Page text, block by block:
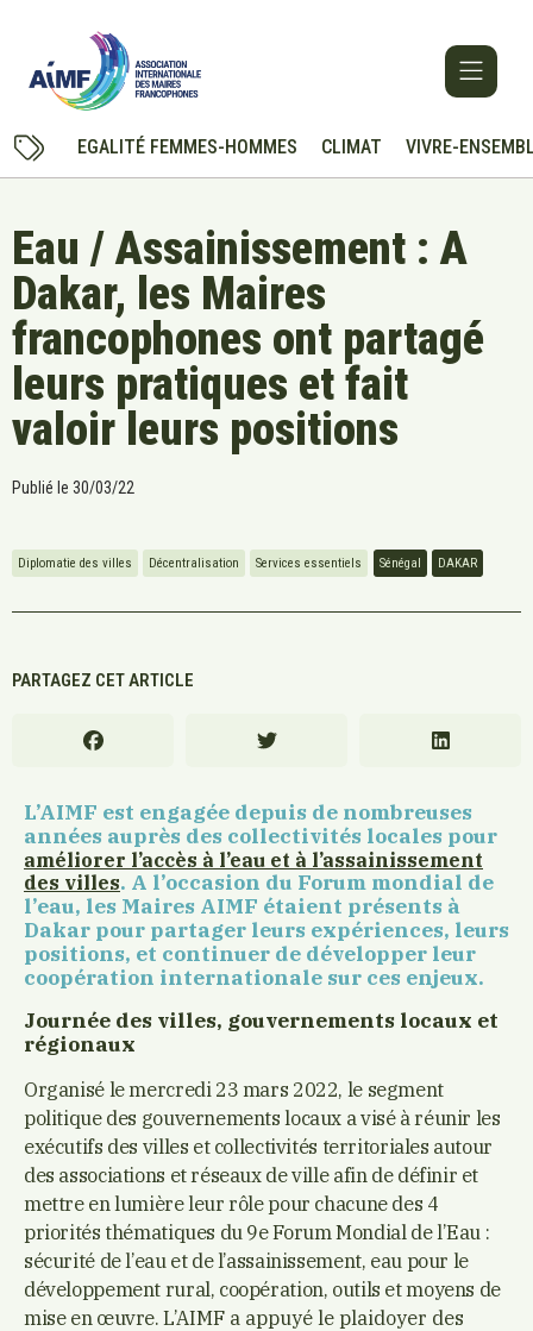
EGALITÉ FEMMES-HOMMES CLIMAT VIVRE-
Eau / Assainissement : A
Dakar, les Maires
francophones ont partagé
leurs pratiques et fait
valoir leurs positions
Publié le 30/03/22
Diplomatie des villes Décentralisation Services essentiels Sénégal DAKAR
PARTAGEZ CET ARTICLE
L’AIMF est engagée depuis de nombreuses
années auprès des collectivités locales pour
améliorer l’accès à l’eau et à l’assainissement
des villes. A l’occasion du Forum mondial de
l’eau, les Maires AIMF étaient présents à
Dakar pour partager leurs expériences, leurs
positions, et continuer de développer leur
coopération internationale sur ces enjeux.
Journée des villes, gouvernements locaux et
régionaux
Organisé le mercredi 23 mars 2022, le segment
politique des gouvernements locaux a visé à réunir les
exécutifs des villes et collectivités territoriales autour
des associations et réseaux de ville afin de définir et
mettre en lumière leur rôle pour chacune des 4
priorités thématiques du 9e Forum Mondial de l’Eau :
sécurité de l’eau et de l’assainissement, eau pour le
développement rural, coopération, outils et moyens de
mise en œuvre.L’AIMF a appuyé le plaidoyer des